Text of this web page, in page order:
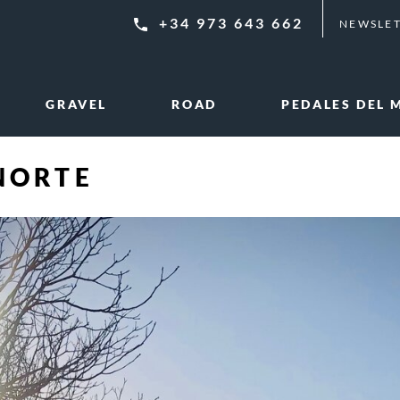
+34 973 643 662
GRAVEL ROAD PEDALES DEL